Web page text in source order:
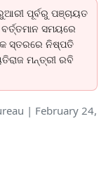
ପୂର୍ବରୁ ପଞ୍ଚାୟତ
ସମୟରେ
ସ୍ତରରେ ନିଷ୍ପତି
ମନ୍ତ୍ରୀ ରବି
| February 24,